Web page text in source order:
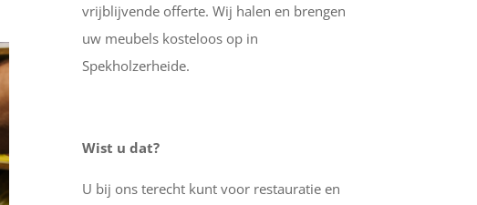
vrijblijvende offerte. Wij halen en brengen
uw meubels kosteloos op in
Spekholzerheide.
Wist u dat?
U bij ons terecht kunt voor restauratie en